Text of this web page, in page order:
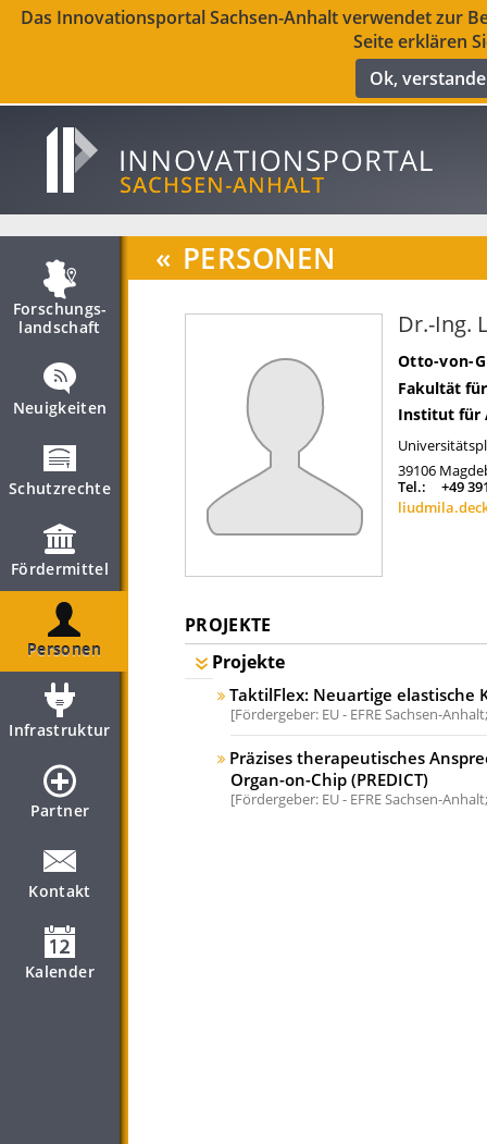
Das Innovationsportal Sachsen-Anhalt verwendet zur
Seite erklären
Ok,
Forschungs­
landschaft
Neuigkeiten
Schutzrechte
Fördermittel
Personen
Infrastruktur
Partner
Kontakt
Kalender
« PERSONEN
Dr.-Ing.
Otto-von-
Fakultät
Institut für
39106
Tel.:
+49
PROJEKTE
Projekte
TaktilFlex: Neuartige
Fördergeber: EU - EFRE Sachsen-Anhalt;
Präzises therapeutisches
Organ-on-Chip (PREDICT)
Fördergeber: EU - EFRE Sachsen-Anhalt;